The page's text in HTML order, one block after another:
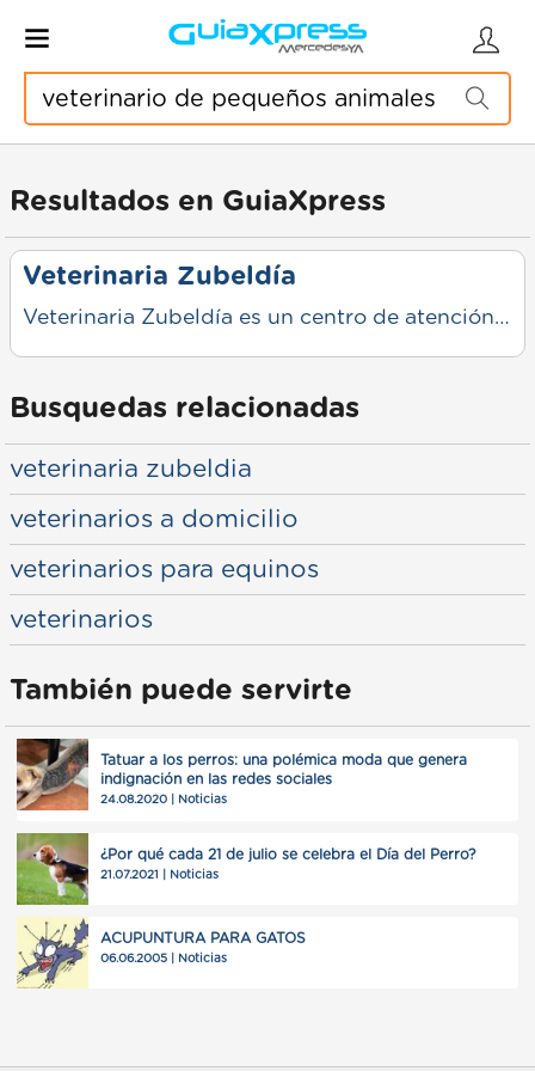
Resultados en GuiaXpress
Veterinaria Zubeldía
Veterinaria Zubeldía es un centro de atención integral para mascotas y animales de mayor porte en la ciudad de Mercedes, ubicado sobre Acceso Manuel San Martín. Bajo la dirección del médico veterinario Bernardo Zubeldía, el espacio ofrece servicios clínicos para pequeños animales y equinos, con foco en la prevención, diagnóstico y tratamiento. Cuenta con prestaciones como vacunación, farmacia veterinaria, venta de alimentos balanceados y atención general, sumando además servicios especializados como radiología equina con equipamiento moderno que permite realizar estudios incluso a campo. También incorpora servicios complementarios como peluquería canina y atención a demanda, incluyendo consultas a domicilio bajo coordinación previa. Se posiciona como una opción completa para el cuidado animal en la zona, combinando atención profesional, tecnología aplicada al diagnóstico y una mirada orientada a la tenencia responsable de mascotas.
Busquedas relacionadas
veterinaria zubeldia
veterinarios a domicilio
veterinarios para equinos
veterinarios
También puede servirte
Tatuar a los perros: una polémica moda que genera
indignación en las redes sociales
24.08.2020 | Noticias
¿Por qué cada 21 de julio se celebra el Día del Perro?
21.07.2021 | Noticias
ACUPUNTURA PARA GATOS
06.06.2005 | Noticias